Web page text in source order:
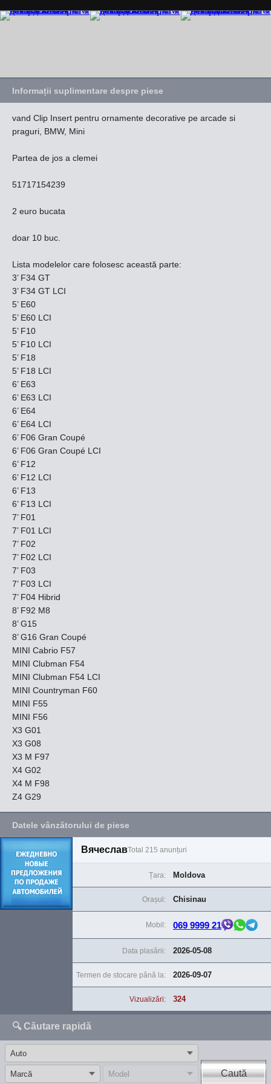
Informații suplimentare despre piese
vand Clip Insert pentru ornamente decorative pe arcade si
praguri, BMW, Mini
Partea de jos a clemei
51717154239
2 euro bucata
doar 10 buc.
Lista modelelor care folosesc această parte:
3’ F34 GT
3’ F34 GT LCI
5’ E60
5’ E60 LCI
5’ F10
5’ F10 LCI
5’ F18
5’ F18 LCI
6’ E63
6’ E63 LCI
6’ E64
6’ E64 LCI
6’ F06 Gran Coupé
6’ F06 Gran Coupé LCI
6’ F12
6’ F12 LCI
6’ F13
6’ F13 LCI
7’ F01
7’ F01 LCI
7’ F02
7’ F02 LCI
7’ F03
7’ F03 LCI
7’ F04 Hibrid
8’ F92 M8
8’ G15
8’ G16 Gran Coupé
MINI Cabrio F57
MINI Clubman F54
MINI Clubman F54 LCI
MINI Countryman F60
MINI F55
MINI F56
X3 G01
X3 G08
X3 M F97
X4 G02
X4 M F98
Z4 G29
Datele vânzătorului de piese
ВячеславTotal 215 anunțuri
Țara: Moldova
Data plasării: 2026-05-08
Orașul: Chisinau
Termen de stocare până la: 2026-09-07
Mobil: 069 9999 21
Vizualizări: 324
🔍 Căutare rapidă
Caută